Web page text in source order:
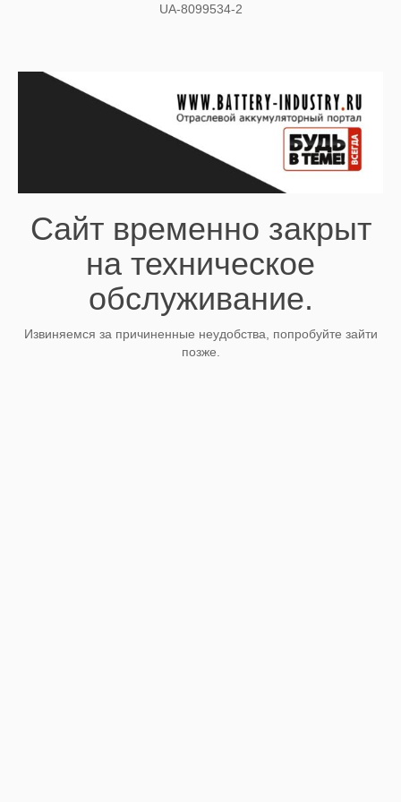
UA-8099534-2
Сайт временно закрыт
на техническое
обслуживание.
Извиняемся за причиненные неудобства, попробуйте зайти
позже.